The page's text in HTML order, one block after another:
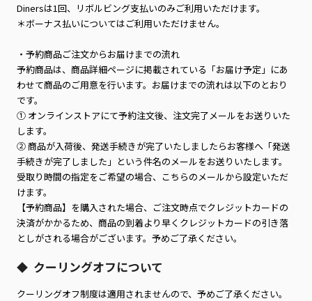
Dinersは1回、リボルビング支払いのみご利用いただけます。
＊ボーナス払いについてはご利用いただけません。
・予約商品ご注文からお届けまでの流れ
予約商品は、商品詳細ページに掲載されている「お届け予定」にあ
わせて商品のご用意を行います。お届けまでの流れは以下のとおり
です。
① オンラインストアにて予約注文後、注文完了メールをお送りいた
します。
② 商品が入荷後、発送手続きが完了いたしましたらお客様へ「発送
手続きが完了しました」という件名のメールをお送りいたします。
受取り時間の指定をご希望の場合、こちらのメールから設定いただ
けます。
【予約商品】を購入された場合、ご注文時点でクレジットカードの
決済がかかるため、商品の到着より早くクレジットカードの引き落
としがされる場合がございます。予めご了承ください。
◆ クーリングオフについて
クーリングオフ制度は適用されませんので、予めご了承ください。